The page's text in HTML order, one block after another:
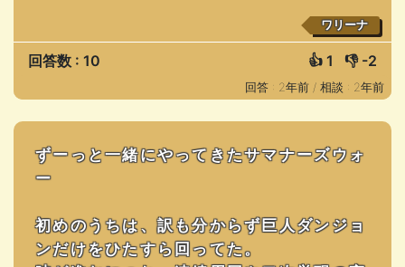
ワリーナ
回答数 : 10 👍 1 👎 -2
回答 : 2年前 / 相談 : 2年前
ずーっと一緒にやってきたサマナーズウォ
ー
初めのうちは、訳も分からず巨人ダンジョ
ンだけをひたすら回ってた。